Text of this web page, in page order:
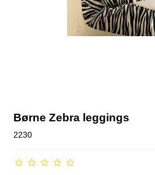
Børne Zebra leggings
2230